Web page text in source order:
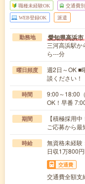
職種未経験OK 交通費
WEB登録OK 派遣
勤務地 愛知県高浜市
三河高浜駅か
ら---分
曜日頻度
週2日～OK ■
談ください！
時間
9:00～18:00
OK！早番
期間
【積極採用
ご応募から最
時給
無資格未経
日収1万800
交通費
交通費全額支